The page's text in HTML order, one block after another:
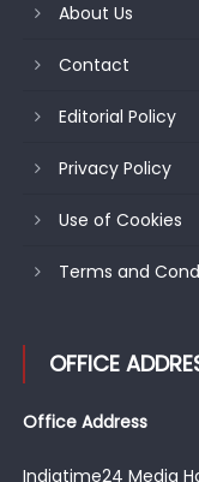
About Us
Contact
Editorial Policy
Privacy Policy
Use of Cookies
Terms and
OFFICE
Office Address
Indiatime24 Media